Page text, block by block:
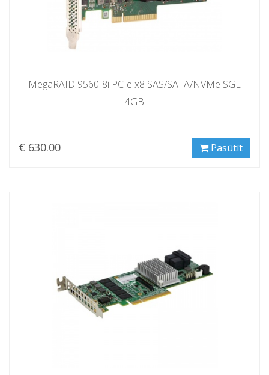
MegaRAID 9560-8i PCIe x8 SAS/SATA/NVMe SGL
4GB
€ 630.00 Pasūtīt